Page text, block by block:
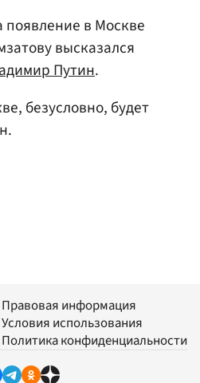
появление в Москве
высказался
Путин.
безусловно, будет
Правовая информация
Условия использования
Политика конфиденциальности